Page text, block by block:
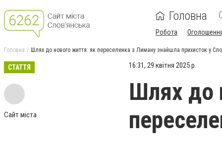
Головна
Робота
Головна Шлях до нового життя: як переселенка з Лиману знайшла прихисток у
СТАТТЯ
Сайт міста
16:31, 29 квітня 2025 р.
Шлях до